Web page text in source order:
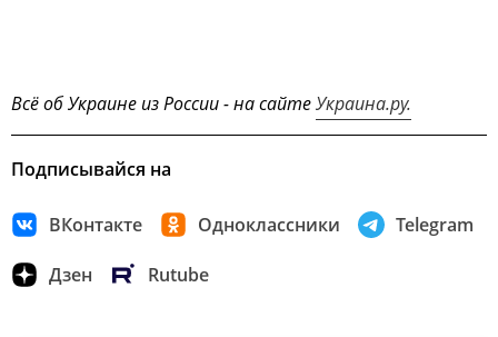
Всё об Украине из России - на сайтеУкраина.ру.
Подписывайся на
ВКонтакте Одноклассники Telegram
Дзен Rutube